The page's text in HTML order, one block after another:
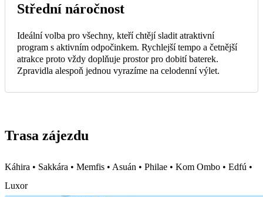
Střední náročnost
Ideální volba pro všechny, kteří chtějí sladit atraktivní
program s aktivním odpočinkem. Rychlejší tempo a četnější
atrakce proto vždy doplňuje prostor pro dobití baterek.
Zpravidla alespoň jednou vyrazíme na celodenní výlet.
Trasa zájezdu
Káhira • Sakkára • Memfis • Asuán • Philae • Kom Ombo • Edfú •
Luxor